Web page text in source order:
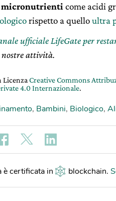
micronutrienti come acidi
rispetto a quelloultra
ufficiale LifeGate per
nostre attività.
Licenza Creative Commons
4.0 Internazionale.
, Bambini, Biologico,
è certificata in blockchain.